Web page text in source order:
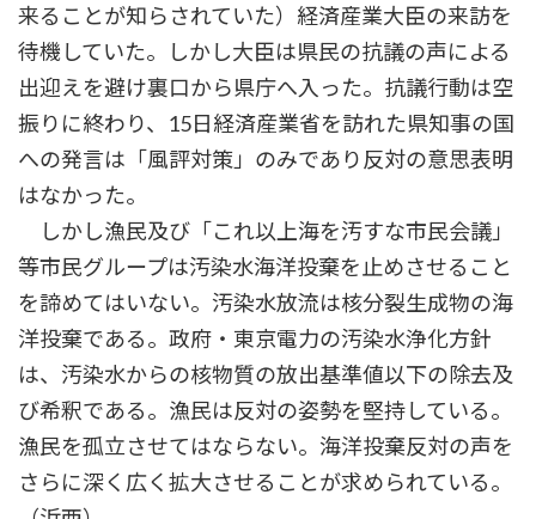
来ることが知らされていた）経済産業大臣の来訪を
待機していた。しかし大臣は県民の抗議の声による
出迎えを避け裏口から県庁へ入った。抗議行動は空
振りに終わり、15日経済産業省を訪れた県知事の国
への発言は「風評対策」のみであり反対の意思表明
はなかった。
しかし漁民及び「これ以上海を汚すな市民会議」
等市民グループは汚染水海洋投棄を止めさせること
を諦めてはいない。汚染水放流は核分裂生成物の海
洋投棄である。政府・東京電力の汚染水浄化方針
は、汚染水からの核物質の放出基準値以下の除去及
び希釈である。漁民は反対の姿勢を堅持している。
漁民を孤立させてはならない。海洋投棄反対の声を
さらに深く広く拡大させることが求められている。